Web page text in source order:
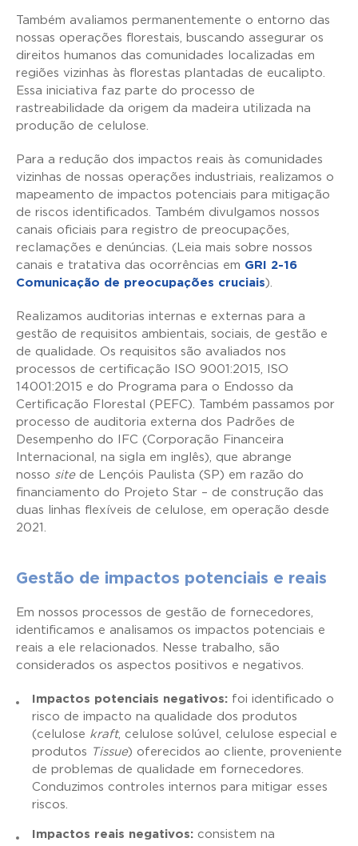
Também avaliamos permanentemente o entorno das
nossas operações florestais, buscando assegurar os
direitos humanos das comunidades localizadas em
regiões vizinhas às florestas plantadas de eucalipto.
Essa iniciativa faz parte do processo de
rastreabilidade da origem da madeira utilizada na
produção de celulose.
Para a redução dos impactos reais às comunidades
vizinhas de nossas operações industriais, realizamos o
mapeamento de impactos potenciais para mitigação
de riscos identificados. Também divulgamos nossos
canais oficiais para registro de preocupações,
reclamações e denúncias. (Leia mais sobre nossos
canais e tratativa das ocorrências em GRI 2-16
Comunicação de preocupações cruciais).
Realizamos auditorias internas e externas para a
gestão de requisitos ambientais, sociais, de gestão e
de qualidade. Os requisitos são avaliados nos
processos de certificação ISO 9001:2015, ISO
14001:2015 e do Programa para o Endosso da
Certificação Florestal (PEFC). Também passamos por
processo de auditoria externa dos Padrões de
Desempenho do IFC (Corporação Financeira
Internacional, na sigla em inglês), que abrange
nosso sitede Lençóis Paulista (SP) em razão do
financiamento do Projeto Star – de construção das
duas linhas flexíveis de celulose, em operação desde
2021.
Gestão de impactos potenciais e reais
Em nossos processos de gestão de fornecedores,
identificamos e analisamos os impactos potenciais e
reais a ele relacionados. Nesse trabalho, são
considerados os aspectos positivos e negativos.
Impactos potenciais negativos: foi identificado o
risco de impacto na qualidade dos produtos
(celulose kraft, celulose solúvel, celulose especial e
produtos
Tissue) oferecidos ao cliente, proveniente
de problemas de qualidade em fornecedores.
Conduzimos controles internos para mitigar esses
riscos.
Impactos reais negativos: consistem na